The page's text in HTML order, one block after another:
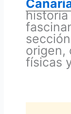
origen,
físicas